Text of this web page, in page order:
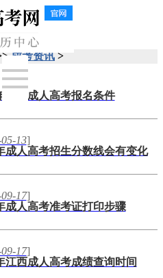
成考资讯 >
全国成人高考报名条件
13]
成人高考招生分数线会有变化
17]
成人高考准考证打印步骤
17]
江西成人高考成绩查询时间